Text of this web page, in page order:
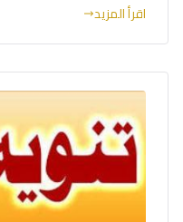
اقرأ المزيد